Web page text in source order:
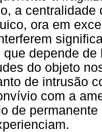
a
ora em
que depende
do objeto
de intrusão
com a
de